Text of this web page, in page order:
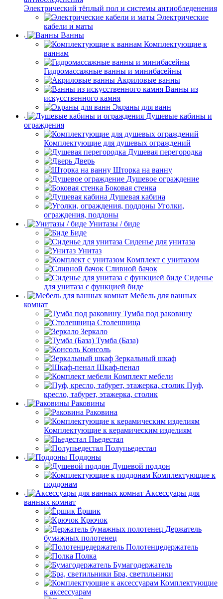
Электрический тёплый пол и системы антиобледенения
Электрические
кабели и маты
Ванны
Комплектующие к
ваннам
Гидромассажные ванны и минибасейны
Акриловые ванны
Ванны из
искусственного камня
Экраны для ванн
Душевые кабины и
ограждения
Комплектующие для душевых ограждений
Душевая перегородка
Дверь
Шторка на ванну
Душевое ограждение
Боковая стенка
Душевая кабина
Уголки,
ограждения, поддоны
Унитазы / биде
Биде
Сиденье для унитаза
Унитаз
Комплект с унитазом
Сливной бачок
Сиденье
для унитаза с функцией биде
Мебель для ванных
комнат
Тумба под раковину
Столешница
Зеркало
Тумба (База)
Консоль
Зеркальный шкаф
Шкаф-пенал
Комплект мебели
Пуф,
кресло, табурет, этажерка, столик
Раковины
Раковина
Комплектующие к керамическим изделиям
Пьедестал
Полупьедестал
Поддоны
Душевой поддон
Комплектующие к
поддонам
Аксессуары для
ванных комнат
Ёршик
Крючок
Держатель
бумажных полотенец
Полотенцедержатель
Полка
Бумагодержатель
Бра, светильники
Комплектующие
к аксессуарам